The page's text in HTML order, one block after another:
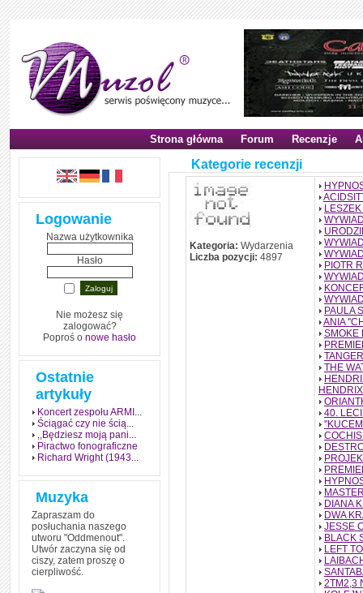
Strona główna Forum Recenzje
Logowanie
Nazwa użytkownika
Hasło
Nie możesz się
zalogować?
Poproś o nowe hasło
Ostatnie
artykuły
Koncert zespołu ARMI...
Ściągać czy nie ścią...
,,Będziesz moją pani...
Piractwo fonograficzne
Richard Wright (1943...
Muzyka
Zapraszam do
posłuchania naszego
utworu "Oddmenout".
Utwór zaczyna się od
ciszy, zatem proszę o
cierpliwość.
grozy w muzyce
Kategorie recenzji
Kategoria: Wydarzenia
Liczba pozycji: 4897
PIOTR
PAULA
ANIA
SMOKE
THE
40.
DIANA
DWA
JESSE
BLACK
LEFT
2TM2,3